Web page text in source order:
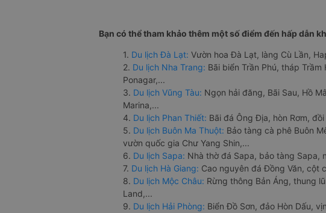
Bạn có thể tham khảo thêm một số điểm đến hấp dẫn
1. Du lịch Đà Lạt: Vườn hoa Đà Lạt, làng Cù Lần,
2. Du lịch Nha Trang: Bãi biển Trần Phú, tháp
Ponagar,...
3. Du lịch Vũng Tàu: Ngọn hải đăng, Bãi Sau, Hồ
Marina,...
4. Du lịch Phan Thiết: Bãi đá Ông Địa, hòn Rơm,
5. Du lịch Buôn Ma Thuột: Bảo tàng cà phê Buôn
vườn quốc gia Chư Yang Shin,...
6. Du lịch Sapa: Nhà thờ đá Sapa, bảo tàng Sapa,
7. Du lịch Hà Giang: Cao nguyên đá Đồng Văn, cột
8. Du lịch Mộc Châu: Rừng thông Bản Áng, thung
Land,...
9. Du lịch Hải Phòng: Biển Đồ Sơn, đảo Hòn Dấu,